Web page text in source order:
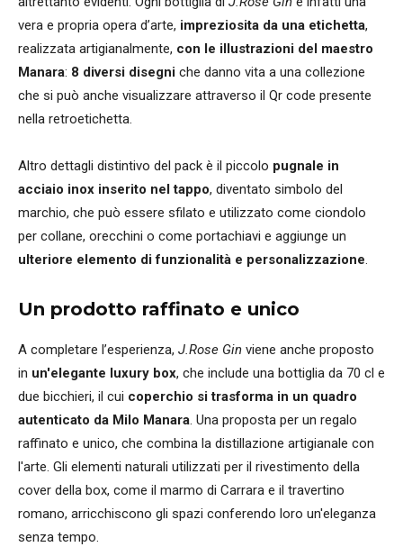
vera e propria opera d’arte, impreziosita da una etichetta,
realizzata artigianalmente, con le illustrazioni del maestro
Manara: 8 diversi disegni che danno vita a una collezione
che si può anche visualizzare attraverso il Qr code presente
nella retroetichetta.
Altro dettagli distintivo del pack è il piccolo pugnale in
acciaio inox inserito nel tappo, diventato simbolo del
marchio, che può essere sfilato e utilizzato come ciondolo
per collane, orecchini o come portachiavi e aggiunge un
ulteriore elemento di funzionalità e personalizzazione.
Un prodotto raffinato e unico
A completare l’esperienza, J.Rose Gin viene anche proposto
in un'elegante luxury box, che include una bottiglia da 70 cl e
due bicchieri, il cui coperchio si trasforma in un quadro
autenticato da Milo Manara. Una proposta per un regalo
raffinato e unico, che combina la distillazione artigianale con
l'arte. Gli elementi naturali utilizzati per il rivestimento della
cover della box, come il marmo di Carrara e il travertino
romano, arricchiscono gli spazi conferendo loro un'eleganza
senza tempo.